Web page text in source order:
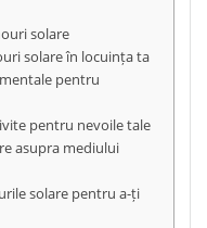
solare
solare în locuința ta
pentru
pentru nevoile tale
asupra mediului
solare pentru a-ți